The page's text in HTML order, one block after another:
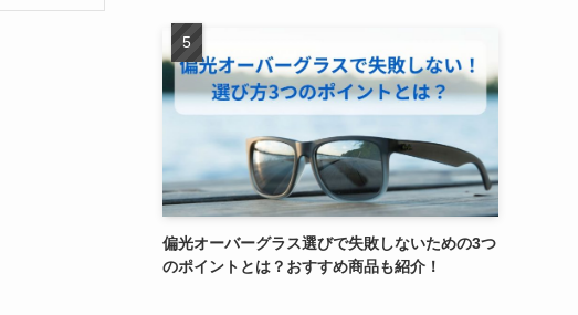
偏光オーバーグラス選びで失敗しないための3つ
のポイントとは？おすすめ商品も紹介！